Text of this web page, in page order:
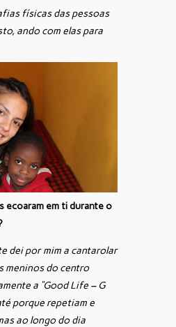
físicas das pessoas
ando com elas para
ecoaram em ti durante o
dei por mim a cantarolar
meninos do centro
a “Good Life – G
porque repetiam e
ao longo do dia